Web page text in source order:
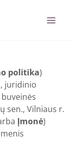
politika)
juridinio
sen., Vilniaus r.
Įmonė)